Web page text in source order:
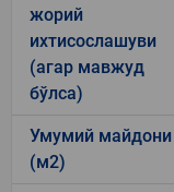
жорий
ихтисослашуви
(агар мавжуд
бўлса)
Умумий майдони
(м2)